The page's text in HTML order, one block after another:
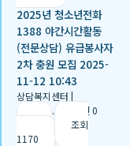
2025년 청소년전화
1388 야간시간활동
(전문상담) 유급봉사자
2차 충원 모집 2025-
11-12 10:43
상담복지센터 |
2025.11.19
추천 0
조회
1170